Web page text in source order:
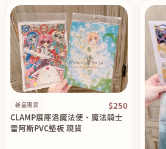
新品現貨 $250
CLAMP展庫洛魔法使、魔法騎士
雷阿斯PVC墊板 現貨